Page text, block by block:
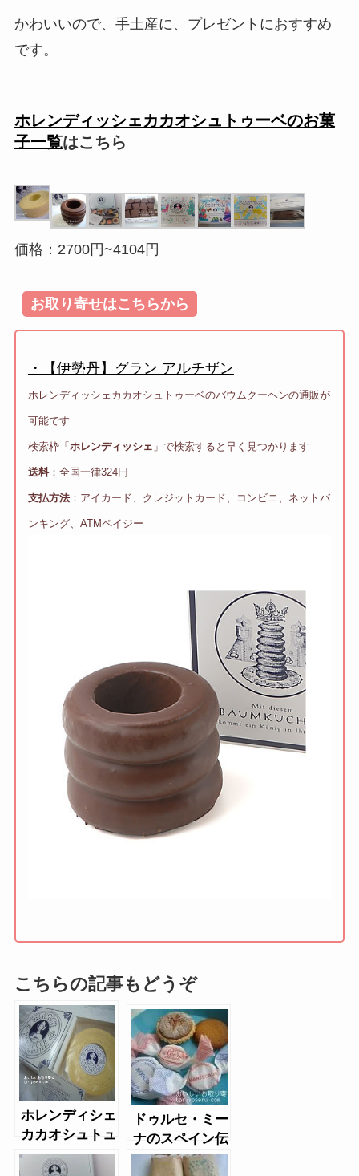
かわいいので、手土産に、プレゼントにおすすめ
です。
ホレンディッシェカカオシュトゥーベのお菓
子一覧はこちら
価格：2700円~4104円
お取り寄せはこちらから
・【伊勢丹】グラン アルチザン
ホレンディッシェカカオシュトゥーベのバウムクーヘンの通販が
可能です
検索枠「 ホレンディッシェ 」で検索すると早く見つかります
送料：全国一律324円
支払方法：アイカード、クレジットカード、コンビニ、ネットバ
ンキング、ATMペイジー
こちらの記事もどうぞ
ホレンディシェ
カカオシュトュ
ーベ
ドゥルセ・ミー
ナのスペイン伝
統焼き菓子